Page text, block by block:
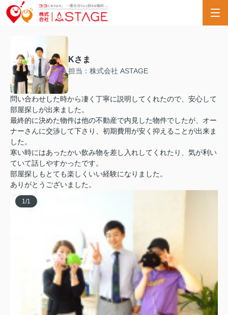
Kさま
担当：株式会社 ASTAGE
問い合わせした時から凄く丁寧に説明してくれたので、安心して
部屋探しが出来ました。
最終的に決めた物件は他の不動産で内見した物件でしたが、オー
ナーさんに交渉して下さり、初期費用が安く抑えることが出来ま
した。
寒い時にはあったかい飲み物を差し入れしてくれたり、気が利い
ていて話しやすかったです。
部屋探しもとても楽しくいい経験になりました。
ありがとうございました。
1/1